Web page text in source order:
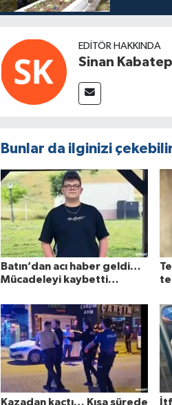
EDITÖR HAKKINDA
Sinan
Bunlar da ilginizi
Batın’dan acı haber geldi…
Mücadeleyi kaybetti…
Kazadan kaçtı… Kısa sürede